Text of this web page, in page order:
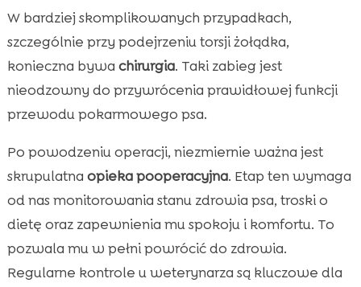
W bardziej skomplikowanych przypadkach,
szczególnie przy podejrzeniu torsji żołądka,
konieczna bywa chirurgia. Taki zabieg jest
nieodzowny do przywrócenia prawidłowej funkcji
przewodu pokarmowego psa.
Po powodzeniu operacji, niezmiernie ważna jest
skrupulatna opieka pooperacyjna. Etap ten wymaga
od nas monitorowania stanu zdrowia psa, troski o
dietę oraz zapewnienia mu spokoju i komfortu. To
pozwala mu w pełni powrócić do zdrowia.
Regularne kontrole u weterynarza są kluczowe dla